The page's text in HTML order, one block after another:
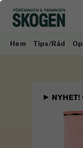
Hem Tips/Råd